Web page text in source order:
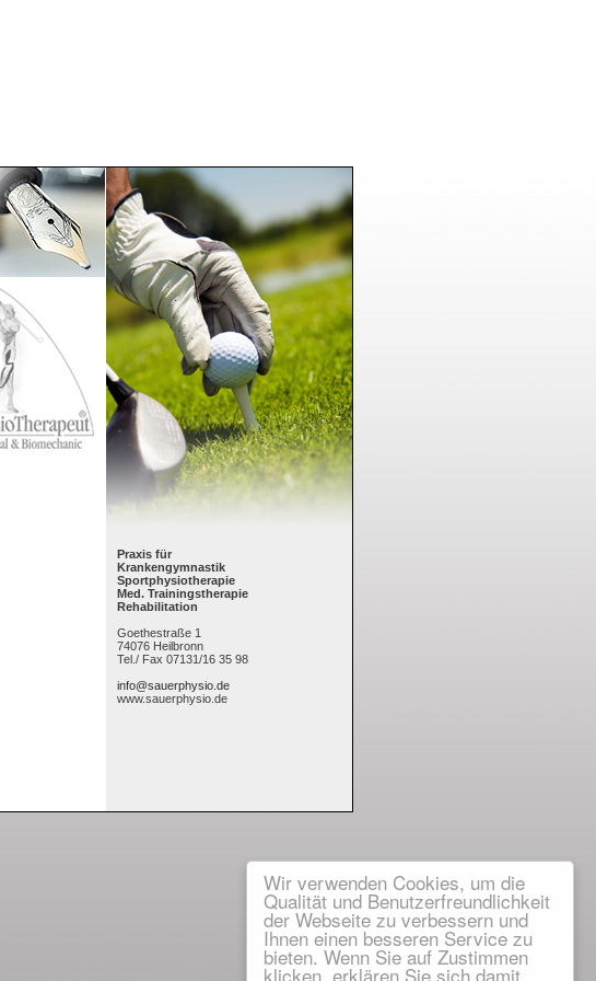
Wir verwenden Cookies, um die
Qualität und Benutzerfreundlichkeit
der Webseite zu verbessern und
Ihnen einen besseren Service zu
bieten. Wenn Sie auf Zustimmen
klicken, erklären Sie sich damit
Praxis für
Krankengymnastik
Sportphysiotherapie
Med. Trainingstherapie
Rehabilitation
Goethestraße 1
74076 Heilbronn
Tel./ Fax 07131/16 35 98
info@sauerphysio.de
www.sauerphysio.de